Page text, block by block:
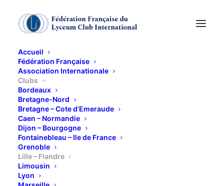
Accueil
Fédération Française
Association Internationale
Clubs
Bordeaux
Bretagne-Nord
Bretagne – Cote d’Emeraude
Caen – Normandie
Dijon – Bourgogne
Fontainebleau – Ile de France
Grenoble
Lille – Flandre
Limousin
Lyon
Lille - Flandre